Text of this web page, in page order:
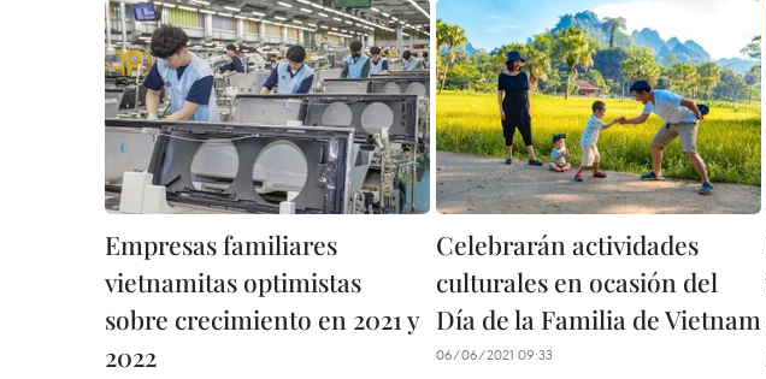
Empresas familiares
vietnamitas optimistas
sobre crecimiento en 2021 y
2022
Celebrarán actividades
culturales en ocasión del
Día de la Familia de Vietnam
06/06/2021 09:33